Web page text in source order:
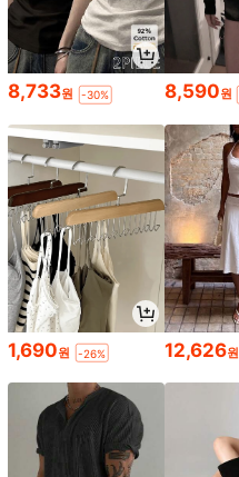
8,733원 -30% 8,590원
1,690원 -26% 12,626원